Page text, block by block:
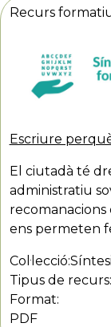
Recurs
Escriure
El ciutadà té
administratiu
ens permeten
Col·lecció:
Tipus de recurs:
Format:
PDF